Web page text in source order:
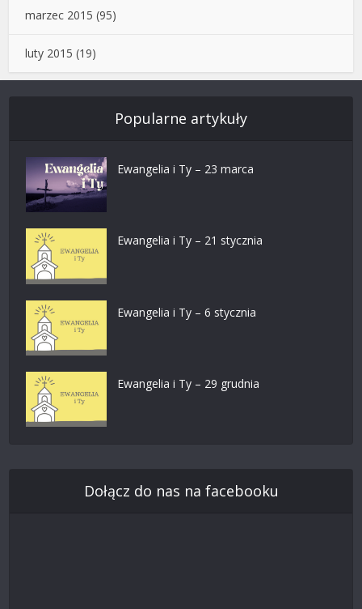
marzec 2015 (95)
luty 2015 (19)
Popularne artykuły
Ewangelia i Ty – 23 marca
Ewangelia i Ty – 21 stycznia
Ewangelia i Ty – 6 stycznia
Ewangelia i Ty – 29 grudnia
Dołącz do nas na facebooku